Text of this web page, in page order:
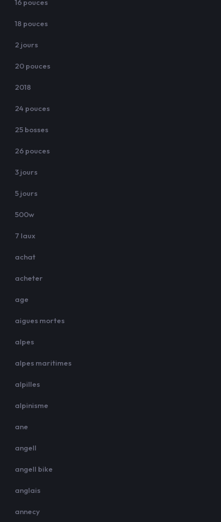
16 pouces
18 pouces
2 jours
20 pouces
2018
24 pouces
25 bosses
26 pouces
3 jours
5 jours
500w
7 laux
achat
acheter
age
aigues mortes
alpes
alpes maritimes
alpilles
alpinisme
ane
angell
angell bike
anglais
annecy